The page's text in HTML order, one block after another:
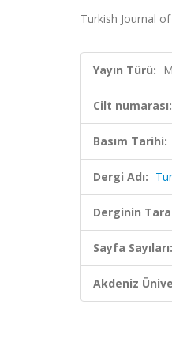
Turkish Journal
Yayın Türü:
Cilt numarası:
Basım Tarihi:
Dergi Adı:
Derginin
Sayfa Sayıları:
Akdeniz